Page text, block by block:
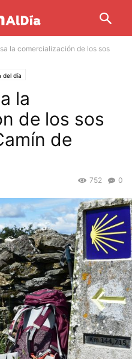
la comercialización de los sos
del día
la
de los sos
de
0
752